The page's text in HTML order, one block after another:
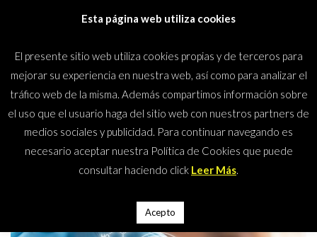
(presiona
tecla
Intro)
Mundos Climáticos
Inicio > Institutos/Investigación
Institutos/Investigación
Esta página web utiliza cookies
El presente sitio web utiliza cookies propias y de terceros para
mejorar su experiencia en nuestra web, así como para analizar el
tráfico web de la misma. Además compartimos información sobre
el uso que el usuario haga del sitio web con nuestros partners de
medios sociales y publicidad. Para continuar navegando es
necesario aceptar nuestra Política de Cookies que puede
consultar haciendo click Leer Más.
Acepto